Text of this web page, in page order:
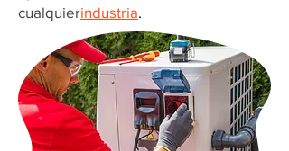
cualquierindustria.